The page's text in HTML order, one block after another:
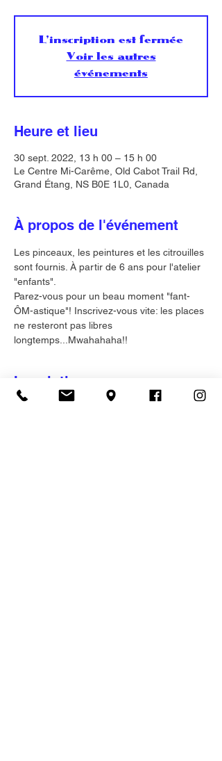
L'inscription est fermée
Voir les autres
événements
Heure et lieu
30 sept. 2022, 13 h 00 – 15 h 00
Le Centre Mi-Carême, Old Cabot Trail Rd,
Grand Étang, NS B0E 1L0, Canada
À propos de l'événement
Les pinceaux, les peintures et les citrouilles
sont fournis. À partir de 6 ans pour l'atelier
"enfants".
Parez-vous pour un beau moment "fant-
ÔM-astique"! Inscrivez-vous vite: les places
ne resteront pas libres
longtemps...Mwahahaha!!
Inscription